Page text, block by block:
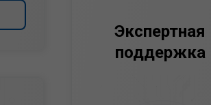
Экспертная
поддержка